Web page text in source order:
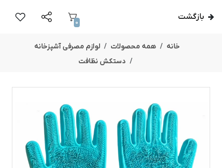
بازگشت
0
خانه همه محصولات
لوازم مصرفی آشپزخانه
دستکش نظافت